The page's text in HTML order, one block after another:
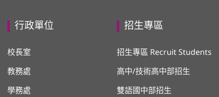
行政單位
校長室
教務處
學務處
招生專區
招生專區 Recruit Students
高中/技術高中部招生
雙語國中部招生